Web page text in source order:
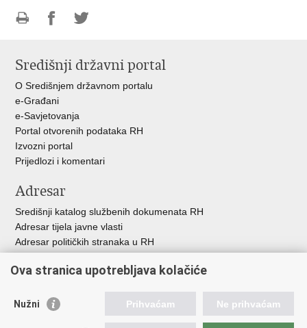
FacebookuTwitteru
Središnji državni portal
O Središnjem državnom portalu
e-Građani
e-Savjetovanja
Portal otvorenih podataka RH
Izvozni portal
Prijedlozi i komentari
Adresar
Središnji katalog službenih dokumenata RH
Adresar tijela javne vlasti
Adresar političkih stranaka u RH
Besplatni telefoni javne uprave
Važne poveznice
Ova stranica upotrebljava kolačiće
Nužni Prihvaćam Ne prihvaćam